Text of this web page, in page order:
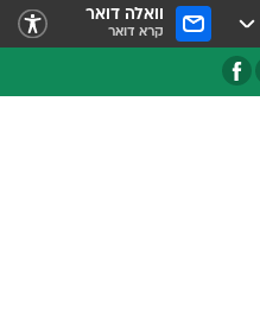
וואלה דואר
קרא דואר